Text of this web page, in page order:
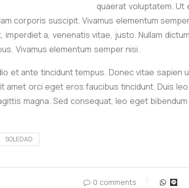
quaerat voluptatem. Ut
corporis suscipit. Vivamus elementum
imperdiet a, venenatis vitae, justo. Nullam
Vivamus elementum semper nisi.
et ante tincidunt tempus. Donec vitae sapien
amet orci eget eros faucibus tincidunt. Duis
magna. Sed consequat, leo eget
SOLEDAD
0 comments